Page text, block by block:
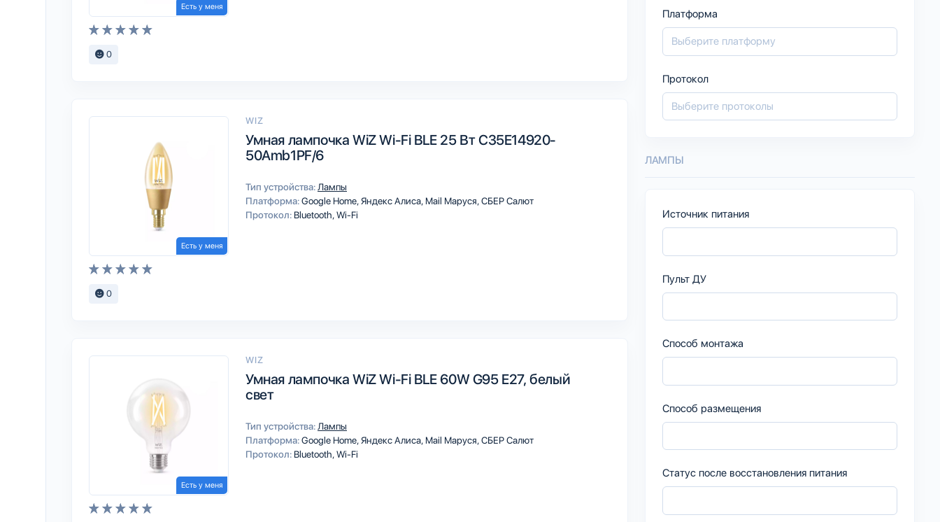
Есть у меня
0
Есть у меня
WIZ
Умная лампочка WiZ Wi-Fi BLE 25 Вт C35E14920-
50Amb1PF/6
Тип устройства: Лампы
Платформа:Google HomeЯндекс Алиса Mail МарусяСБЕР Салют
Протокол: BluetoothWi-Fi
0
Есть у меня
WIZ
Умная лампочка WiZ Wi-Fi BLE 60W G95 E27, белый
свет
Тип устройства: Лампы
Платформа:Google HomeЯндекс Алиса Mail МарусяСБЕР Салют
Протокол: BluetoothWi-Fi
Платформа
Протокол
ЛАМПЫ
Источник питания
Пульт ДУ
Способ монтажа
Способ размещения
Статус после восстановления питания